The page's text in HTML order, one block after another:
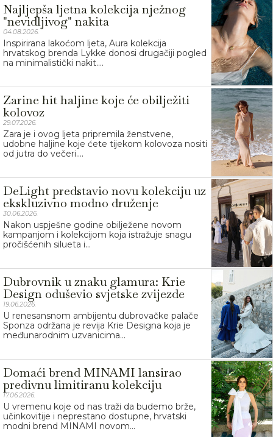
Najljepša ljetna kolekcija nježnog
"nevidljivog" nakita
04.08.2026.
Inspirirana lakoćom ljeta, Aura kolekcija
hrvatskog brenda Lykke donosi drugačiji pogled
na minimalistički nakit....
Zarine hit haljine koje će obilježiti
kolovoz
29.07.2026.
Zara je i ovog ljeta pripremila ženstvene,
udobne haljine koje ćete tijekom kolovoza nositi
od jutra do večeri....
DeLight predstavio novu kolekciju uz
ekskluzivno modno druženje
30.06.2026.
Nakon uspješne godine obilježene novom
kampanjom i kolekcijom koja istražuje snagu
pročišćenih silueta i...
Dubrovnik u znaku glamura: Krie
Design oduševio svjetske zvijezde
19.06.2026.
U renesansnom ambijentu dubrovačke palače
Sponza održana je revija Krie Designa koja je
međunarodnim uzvanicima...
Domaći brend MINAMI lansirao
predivnu limitiranu kolekciju
17.06.2026.
U vremenu koje od nas traži da budemo brže,
učinkovitije i neprestano dostupne, hrvatski
modni brend MINAMI novom...